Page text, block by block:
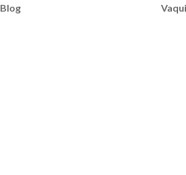
Blog